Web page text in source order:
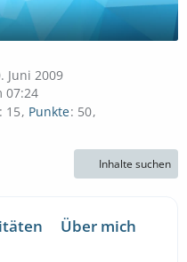
Juni 2009
07:24
15 Punkte 50
Inhalte suchen
Über mich